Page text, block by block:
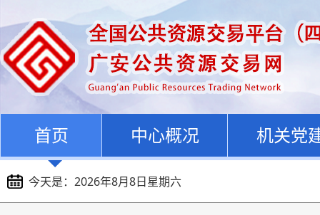
首页 中心概况 机关党
今天是： 2026年8月8日星期六